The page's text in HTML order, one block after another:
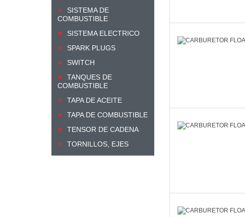
SISTEMA DE
COMBUSTIBLE
SISTEMA ELECTRICO
SPARK PLUGS
SWITCH
TANQUES DE
COMBUSTIBLE
TAPA DE ACEITE
TAPA DE COMBUSTIBLE
TENSOR DE CADENA
TORNILLOS, EJES